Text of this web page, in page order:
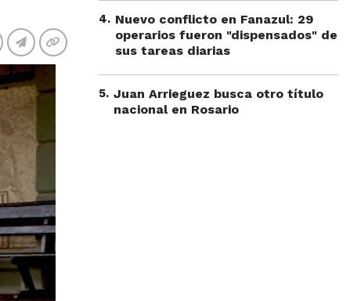
4. Nuevo conflicto en Fanazul: 29
operarios fueron "dispensados" de
sus tareas diarias
5. Juan Arrieguez busca otro título
nacional en Rosario